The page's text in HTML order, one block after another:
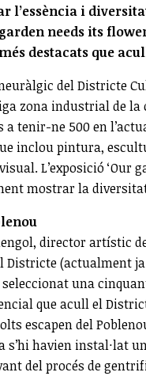
i
needs its
destacats que
del Districte
zona industrial de la
tenir-ne 500 en
inclou pintura,
L’exposició ‘Our
mostrar la
director artístic
(actualment
seleccionat una
que acull el
escapen del
havien instal·lat
del procés de